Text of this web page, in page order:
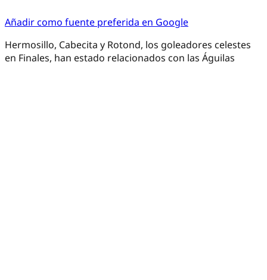
Añadir como fuente preferida en Google
Hermosillo, Cabecita y Rotond, los goleadores celestes
en Finales, han estado relacionados con las Águilas